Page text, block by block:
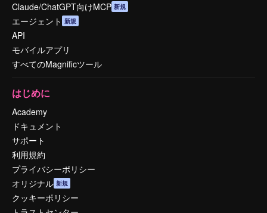
Claude/ChatGPT向けMCP 新規
エージェント 新規
API
モバイルアプリ
すべてのMagnificツール
はじめに
Academy
ドキュメント
サポート
利用規約
プライバシーポリシー
オリジナル 新規
クッキーポリシー